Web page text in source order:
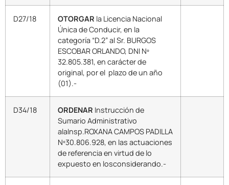
D27/18 OTORGAR la Licencia Nacional
Única de Conducir, en la
categoría “D.2” al Sr. BURGOS
ESCOBAR ORLANDO, DNI Nº
32.805.381, en carácter de
original, por el plazo de un año
(01).-
D34/18 ORDENAR Instrucción de
Sumario Administrativo
alaInsp.ROXANA CAMPOS PADILLA
Nº30.806.928, en las actuaciones
de referencia en virtud de lo
expuesto en losconsiderando.-